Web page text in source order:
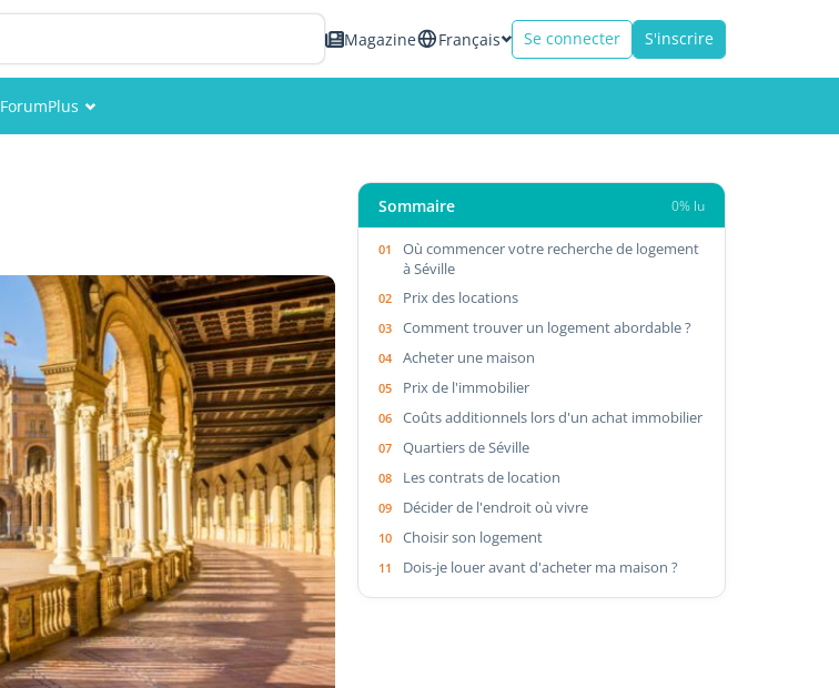
Magazine Français Se connecter S'inscrire
ForumPlus
Sommaire 0% lu
Où commencer votre recherche de logement
à Séville
Prix des locations
Comment trouver un logement abordable ?
Acheter une maison
Prix de l'immobilier
Coûts additionnels lors d'un achat immobilier
Quartiers de Séville
Les contrats de location
Décider de l'endroit où vivre
Choisir son logement
Dois-je louer avant d'acheter ma maison ?